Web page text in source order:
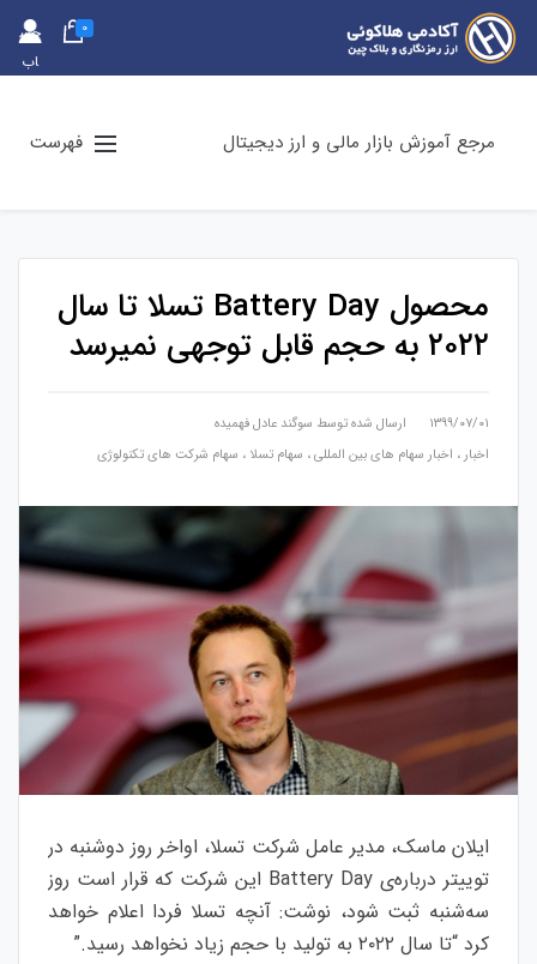
حس
اب
0
مرجع آموزش بازار مالی و ارز دیجیتال فهرست
محصول Battery Day تسلا تا سال
۲۰۲۲ به حجم قابل توجهی نمیرسد
۱۳۹۹/۰۷/۰۱ ارسال شده توسط سوگند عادل فهمیده
اخبار ، اخبار سهام های بین المللی، سهام تسلا ، سهام شرکت های تکنولوژی
ایلان ماسک، مدیر عامل شرکت تسلا، اواخر روز دوشنبه در
توییتر درباره‌ی Battery Day این شرکت که قرار است روز
سه‌شنبه ثبت شود، نوشت: آنچه تسلا فردا اعلام خواهد
کرد “تا سال ۲۰۲۲ به تولید با حجم زیاد نخواهد رسید.”